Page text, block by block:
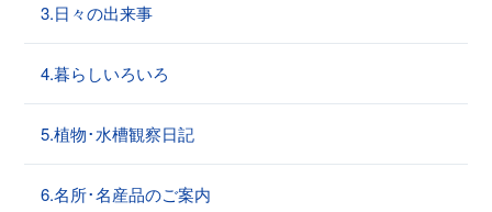
3.日々の出来事
4.暮らしいろいろ
5.植物･水槽観察日記
6.名所･名産品のご案内